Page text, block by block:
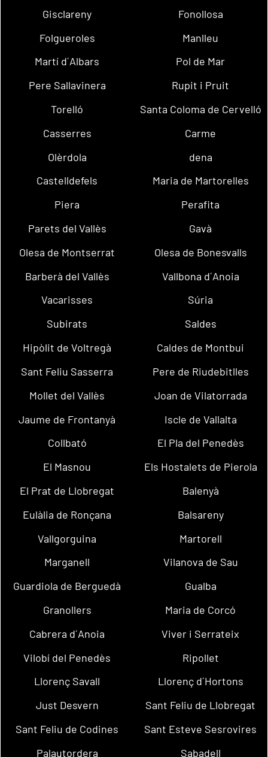
Gisclareny
Fonollosa
Folgueroles
Manlleu
Martí d´Albars
Pol de Mar
Pere Sallavinera
Rupit i Pruit
Torelló
Santa Coloma de Cervelló
Casserres
Carme
Olèrdola
dena
Castelldefels
Maria de Martorelles
Piera
Perafita
Parets del Vallès
Gavà
Olesa de Montserrat
Olesa de Bonesvalls
Barberà del Vallès
Vallbona d´Anoia
Vacarisses
Súria
Subirats
Saldes
Hipòlit de Voltregà
Caldes de Montbui
Sant Feliu Sasserra
Pere de Riudebitlles
Mollet del Vallès
Joan de Vilatorrada
Jaume de Frontanyà
Iscle de Vallalta
Collbató
El Pla del Penedès
El Masnou
Els Hostalets de Pierola
El Prat de Llobregat
Balenyà
Eulàlia de Ronçana
Balsareny
Vallgorguina
Martorell
Marganell
Vilanova de Sau
Guardiola de Berguedà
Gualba
Granollers
Maria de Corcó
Cabrera d´Anoia
Viver i Serrateix
Vilobí del Penedès
Ripollet
Llorenç Savall
Llorenç d´Hortons
Just Desvern
Sant Feliu de Llobregat
Sant Feliu de Codines
Sant Esteve Sesrovires
Palautordera
Sabadell